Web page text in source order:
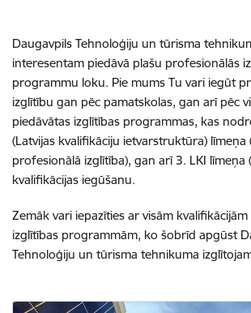
Daugavpils Tehnoloģiju un tūrisma
interesentam piedāvā plašu profesionālās
programmu loku. Pie mums Tu vari iegūt
izglītību gan pēc pamatskolas, gan arī pēc
piedāvātas izglītības programmas, kas
(Latvijas kvalifikāciju ietvarstruktūra) līmeņa
profesionālā izglītība), gan arī 3. LKI līmeņa
kvalifikācijas iegūšanu.
Zemāk vari iepazīties ar visām
izglītības programmām, ko šobrīd apgūst
Tehnoloģiju un tūrisma tehnikuma